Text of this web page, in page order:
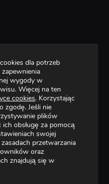
dla potrzeb
zapewnienia
wygody w
Więcej na ten
cookies. Korzystając
zgodę. Jeśli nie
plików
ich obsługę za pomocą
swojej
przetwarzania
oraz
znajdują się w